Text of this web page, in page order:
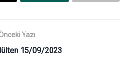
Önceki Yazı
15/09/2023